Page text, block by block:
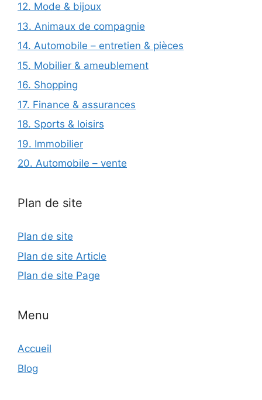
12. Mode & bijoux
13. Animaux de compagnie
14. Automobile – entretien & pièces
15. Mobilier & ameublement
16. Shopping
17. Finance & assurances
18. Sports & loisirs
19. Immobilier
20. Automobile – vente
Plan de site
Plan de site
Plan de site Article
Plan de site Page
Menu
Accueil
Blog